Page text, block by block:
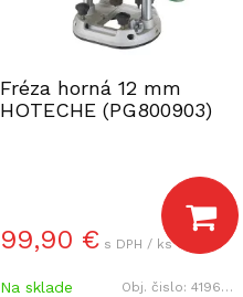
Fréza horná 12 mm
HOTECHE (PG800903)
99,90 € s DPH / ks
Na sklade Obj. čislo: 419608